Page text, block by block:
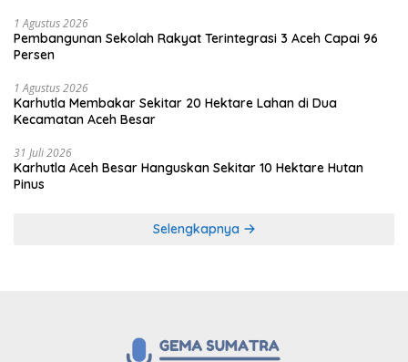
1 Agustus 2026
Pembangunan Sekolah Rakyat Terintegrasi 3 Aceh Capai 96
Persen
1 Agustus 2026
Karhutla Membakar Sekitar 20 Hektare Lahan di Dua
Kecamatan Aceh Besar
31 Juli 2026
Karhutla Aceh Besar Hanguskan Sekitar 10 Hektare Hutan
Pinus
Selengkapnya